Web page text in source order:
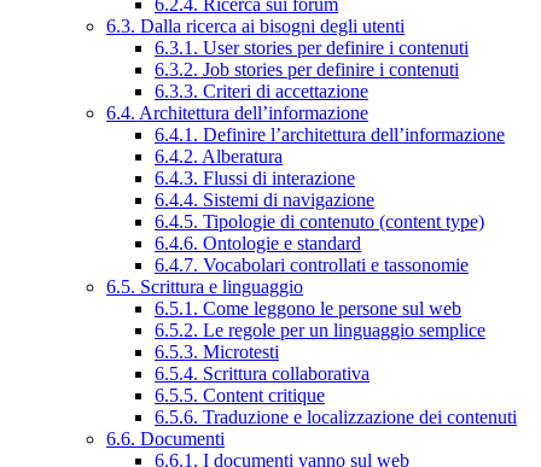
6.3. Dalla ricerca ai bisogni degli utenti
6.3.1. User stories per definire i contenuti
6.3.2. Job stories per definire i contenuti
6.3.3. Criteri di accettazione
6.4. Architettura dell’informazione
6.4.1. Definire l’architettura dell’informazione
6.4.2. Alberatura
6.4.3. Flussi di interazione
6.4.4. Sistemi di navigazione
6.4.5. Tipologie di contenuto (content type)
6.4.6. Ontologie e standard
6.4.7. Vocabolari controllati e tassonomie
6.5. Scrittura e linguaggio
6.5.1. Come leggono le persone sul web
6.5.2. Le regole per un linguaggio semplice
6.5.3. Microtesti
6.5.4. Scrittura collaborativa
6.5.5. Content critique
6.5.6. Traduzione e localizzazione dei contenuti
6.6. Documenti
6.6.1. I documenti vanno sul web